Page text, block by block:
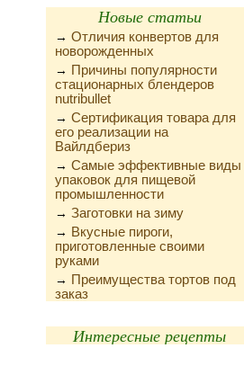
Новые статьи
→ Отличия конвертов для
новорожденных
→ Причины популярности
стационарных блендеров
nutribullet
→ Сертификация товара для
его реализации на
Вайлдбериз
→ Самые эффективные виды
упаковок для пищевой
промышленности
→ Заготовки на зиму
→ Вкусные пироги,
приготовленные своими
руками
→ Преимущества тортов под
заказ
Интересные рецепты